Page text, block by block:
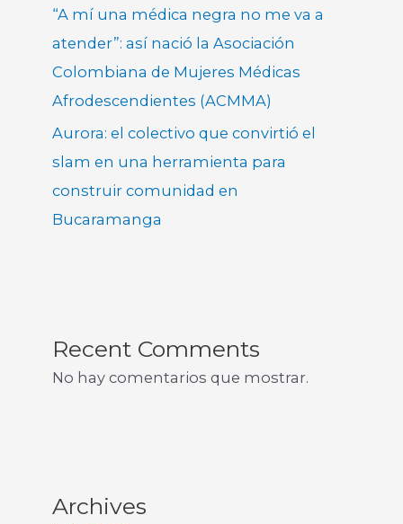
“A mí una médica negra no me va a
atender”: así nació la Asociación
Colombiana de Mujeres Médicas
Afrodescendientes (ACMMA)
Aurora: el colectivo que convirtió el
slam en una herramienta para
construir comunidad en
Bucaramanga
Recent Comments
No hay comentarios que mostrar.
Archives